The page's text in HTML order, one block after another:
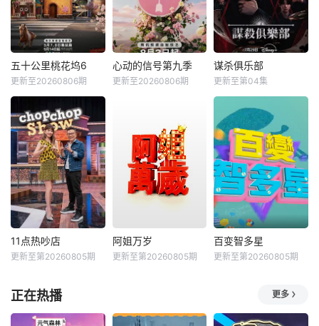
五十公里桃花坞6
更新至20260806期
心动的信号第九季
更新至20260806期
谋杀俱乐部
更新至第04集
11点热吵店
更新至第20260805期
阿姐万岁
更新至第20260805期
百变智多星
更新至第20260805期
正在热播 更多